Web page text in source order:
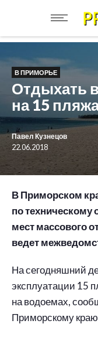
В ПРИМОРЬЕ
Отдыхать
на 15
Павел Кузнецов
22.06.2018
В Приморском
по техническому
мест массового
ведет
На сегодняшний
эксплуатации 15
на водоемах,
Приморскому